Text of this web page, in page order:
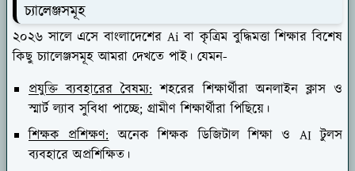
চ্যালেঞ্জসমূহ
২০২৬ সালে এসে বাংলাদেশের Ai বা কৃত্রিম বুদ্ধিমত্তা শিক্ষার বিশেষ
কিছু চ্যালেঞ্জসমূহ আমরা দেখতে পাই। যেমন-
প্রযুক্তি ব্যবহারের বৈষম্য:শহরের শিক্ষার্থীরা অনলাইন ক্লাস ও
স্মার্ট ল্যাব সুবিধা পাচ্ছে; গ্রামীণ শিক্ষার্থীরা পিছিয়ে।
শিক্ষক প্রশিক্ষণ:অনেক শিক্ষক ডিজিটাল শিক্ষা ও AI টুলস
ব্যবহারে অপ্রশিক্ষিত।